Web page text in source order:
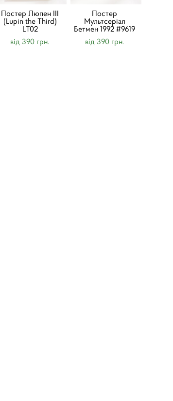
Постер Люпен III
(Lupin the Third)
LT02
від 390 грн.
Постер
Мультсеріал
Бетмен 1992 #9619
від 390 грн.